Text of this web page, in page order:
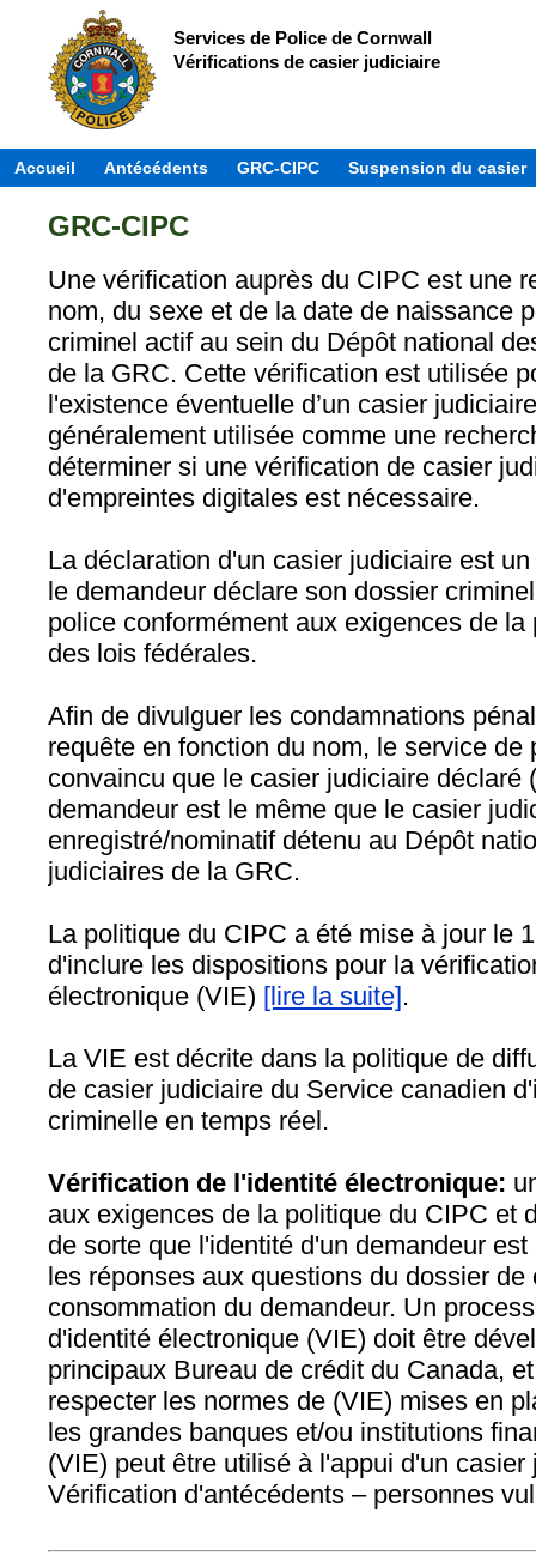
Services de Police de Cornwall
Vérifications de casier judiciaire
Accueil Antécédents GRC-CIPC Suspension du casier
GRC-CIPC
Une vérification auprès du CIPC est une
nom, du sexe et de la date de naissance
criminel actif au sein du Dépôt national
de la GRC. Cette vérification est utilisée
l'existence éventuelle d’un casier
généralement utilisée comme une
déterminer si une vérification de casier
d'empreintes digitales est nécessaire.
La déclaration d'un casier judiciaire est
le demandeur déclare son dossier
police conformément aux exigences de
des lois fédérales.
Afin de divulguer les condamnations
requête en fonction du nom, le service de
convaincu que le casier judiciaire déclaré
demandeur est le même que le casier
enregistré/nominatif détenu au Dépôt
judiciaires de la GRC.
La politique du CIPC a été mise à jour le
d'inclure les dispositions pour la
électronique (VIE) [lire la suite].
La VIE est décrite dans la politique de
de casier judiciaire du Service canadien
criminelle en temps réel.
Vérification de l'identité électronique:
aux exigences de la politique du CIPC et
de sorte que l'identité d'un demandeur
les réponses aux questions du dossier de
consommation du demandeur. Un
d'identité électronique (VIE) doit être
principaux Bureau de crédit du Canada,
respecter les normes de (VIE) mises en
les grandes banques et/ou institutions
(VIE) peut être utilisé à l'appui d'un
Vérification d'antécédents – personnes